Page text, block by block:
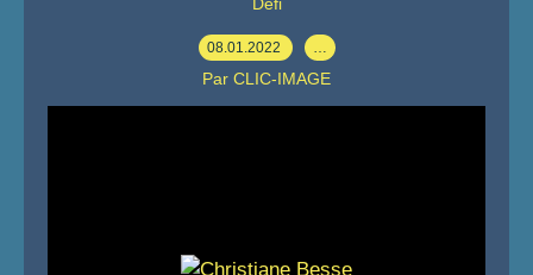
08.01.2022
Par CLIC-IMAGE